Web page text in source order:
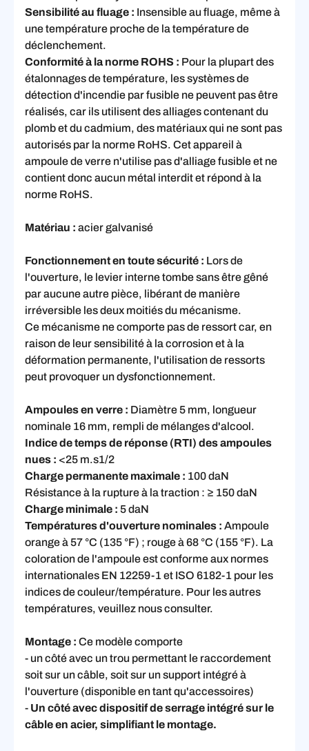
Sensibilité au fluage : Insensible au fluage, même à
une température proche de la température de
déclenchement.
Conformité à la norme ROHS : Pour la plupart des
étalonnages de température, les systèmes de
détection d'incendie par fusible ne peuvent pas être
réalisés, car ils utilisent des alliages contenant du
plomb et du cadmium, des matériaux qui ne sont pas
autorisés par la norme RoHS. Cet appareil à
ampoule de verre n'utilise pas d'alliage fusible et ne
contient donc aucun métal interdit et répond à la
norme RoHS.
Matériau : acier galvanisé
Fonctionnement en toute sécurité : Lors de
l'ouverture, le levier interne tombe sans être gêné
par aucune autre pièce, libérant de manière
irréversible les deux moitiés du mécanisme.
Ce mécanisme ne comporte pas de ressort car, en
raison de leur sensibilité à la corrosion et à la
déformation permanente, l'utilisation de ressorts
peut provoquer un dysfonctionnement.
Ampoules en verre : Diamètre 5 mm, longueur
nominale 16 mm, rempli de mélanges d'alcool.
Indice de temps de réponse (RTI) des ampoules
nues : <25 m.s1/2
Charge permanente maximale : 100 daN
Résistance à la rupture à la traction : ≥ 150 daN
Charge minimale : 5 daN
Températures d'ouverture nominales : Ampoule
orange à 57 °C (135 °F) ; rouge à 68 °C (155 °F). La
coloration de l'ampoule est conforme aux normes
internationales EN 12259-1 et ISO 6182-1 pour les
indices de couleur/température. Pour les autres
températures, veuillez nous consulter.
Montage : Ce modèle comporte
- un côté avec un trou permettant le raccordement
soit sur un câble, soit sur un support intégré à
l'ouverture (disponible en tant qu'accessoires)
- Un côté avec dispositif de serrage intégré sur le
câble en acier, simplifiant le montage.